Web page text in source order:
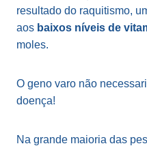
resultado do raquitismo,
aos baixos níveis de
moles.
O geno varo não
doença!
Na grande maioria das